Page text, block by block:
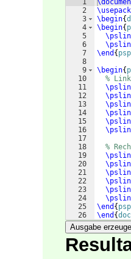
1
2
3
4
5
6
7
8
9
10
11
12
13
14
15
16
17
18
19
20
21
22
23
24
25
26
\begin{
\begin{
\end {
\begin{
%
%
\end {
\end {
Ausgabe